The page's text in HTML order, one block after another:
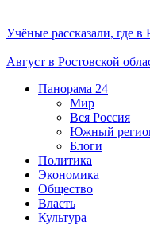
Учёные рассказали, где в
Август в Ростовской
Панорама 24
Мир
Вся Россия
Южный
Блоги
Политика
Экономика
Общество
Власть
Культура